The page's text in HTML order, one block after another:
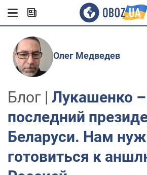
Олег Медведев
Блог | Лукашенко
последний
Беларуси. Нам
готовиться к